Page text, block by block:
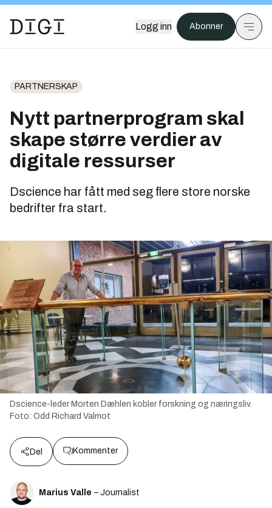
Logg inn Abonner
PARTNERSKAP
Nytt partnerprogram skal
skape større verdier av
digitale ressurser
Dscience har fått med seg flere store norske
bedrifter fra start.
Dscience-leder Morten Dæhlen kobler forskning og næringsliv.
Foto: Odd Richard Valmot
Del Kommenter
Marius Valle – Journalist